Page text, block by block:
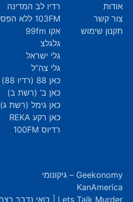
אודות
צור קשר
תקנון שימוש
רדיו לב המדינה
103FM ללא הפסקה
אקו 99fm
גלגלצ
גלי ישראל
גלי צה”ל
כאן 88 (רדיו 88)
כאן ב’ (רשת ב)
כאן גימל (רשת ג)
כאן רקע REKA
רדיוס 100FM
Geekonomy – גיקונומי
KanAmerica
Lets Talk Murder | בואי נדבר רצח